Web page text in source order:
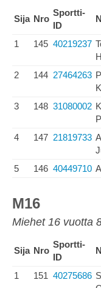
Sija Nro
Sportti-
ID
1 145 40219237
2 144 27464263
3 148 31080002
4 147 21819733
5 146 40449710
M16
Miehet 16 vuotta
Sija Nro
Sportti-
ID
1 151 40275686